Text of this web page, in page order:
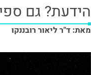
הידעת? גם
מאת: ד"ר ליאור רובננקו